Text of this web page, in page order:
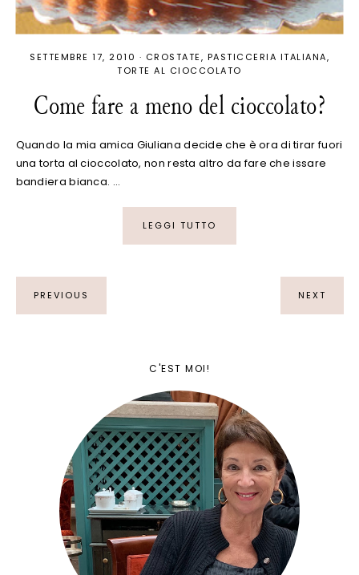
SETTEMBRE 17, 2010 · CROSTATE
PASTICCERIA ITALIANA
TORTE AL CIOCCOLATO
Come fare a meno del cioccolato?
Quando la mia amica Giuliana decide che è ora di tirar fuori
una torta al cioccolato, non resta altro da fare che issare
bandiera bianca. …
LEGGI TUTTO
PREVIOUS NEXT
C'EST MOI!